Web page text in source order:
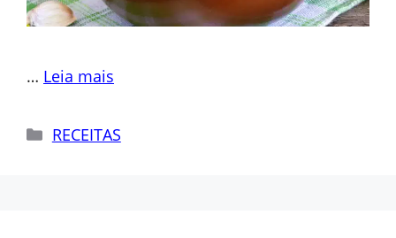
… Leia mais
Categorias
RECEITAS